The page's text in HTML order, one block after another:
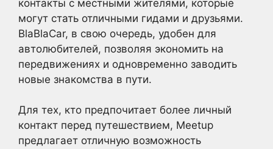
контакты с местными жителями, которые
могут стать отличными гидами и друзьями.
BlaBlaCar, в свою очередь, удобен для
автолюбителей, позволяя экономить на
передвижениях и одновременно заводить
новые знакомства в пути.
Для тех, кто предпочитает более личный
контакт перед путешествием, Meetup
предлагает отличную возможность